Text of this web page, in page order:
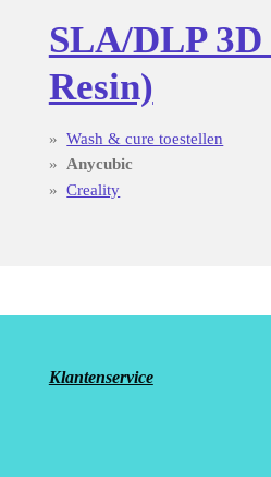
SLA/DLP
Resin)
Wash & cure toestellen
Anycubic
Creality
Klantenservice